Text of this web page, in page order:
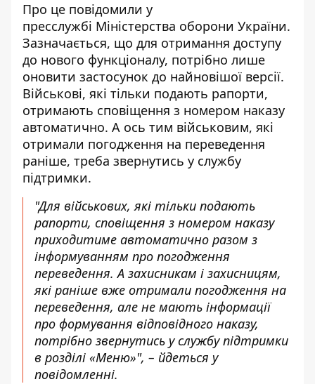
Про це повідомили у
пресслужбі Міністерства оборони України.
Зазначається, що для отримання доступу
до нового функціоналу, потрібно лише
оновити застосунок до найновішої версії.
Військові, які тільки подають рапорти,
отримають сповіщення з номером наказу
автоматично. А ось тим військовим, які
отримали погодження на переведення
раніше, треба звернутись у службу
підтримки.
"Для військових, які тільки подають
рапорти, сповіщення з номером наказу
приходитиме автоматично разом з
інформуванням про погодження
переведення. А захисникам і захисницям,
які раніше вже отримали погодження на
переведення, але не мають інформації
про формування відповідного наказу,
потрібно звернутись у службу підтримки
в розділі «Меню»", – йдеться у
повідомленні.